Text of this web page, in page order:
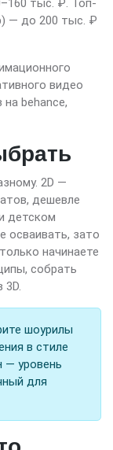
тыс. ₽. Топ-
— до 200 тыс. ₽
видео
behance,
2D —
дешевле
детском
осваивать, зато
начинаете
собрать
шоурилы
в стиле
— уровень
для